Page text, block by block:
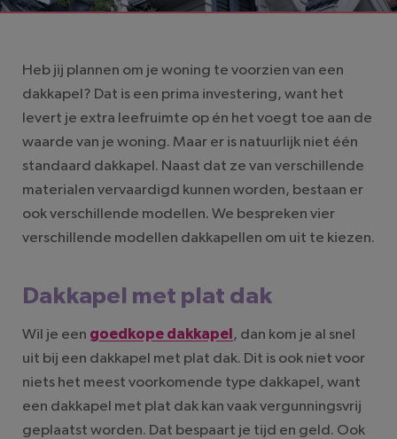
Heb jij plannen om je woning te voorzien van een
dakkapel? Dat is een prima investering, want het
levert je extra leefruimte op én het voegt toe aan de
waarde van je woning. Maar er is natuurlijk niet één
standaard dakkapel. Naast dat ze van verschillende
materialen vervaardigd kunnen worden, bestaan er
ook verschillende modellen. We bespreken vier
verschillende modellen dakkapellen om uit te kiezen.
Dakkapel met plat dak
Wil je een goedkope dakkapel , dan kom je al snel
uit bij een dakkapel met plat dak. Dit is ook niet voor
niets het meest voorkomende type dakkapel, want
een dakkapel met plat dak kan vaak vergunningsvrij
geplaatst worden. Dat bespaart je tijd en geld. Ook